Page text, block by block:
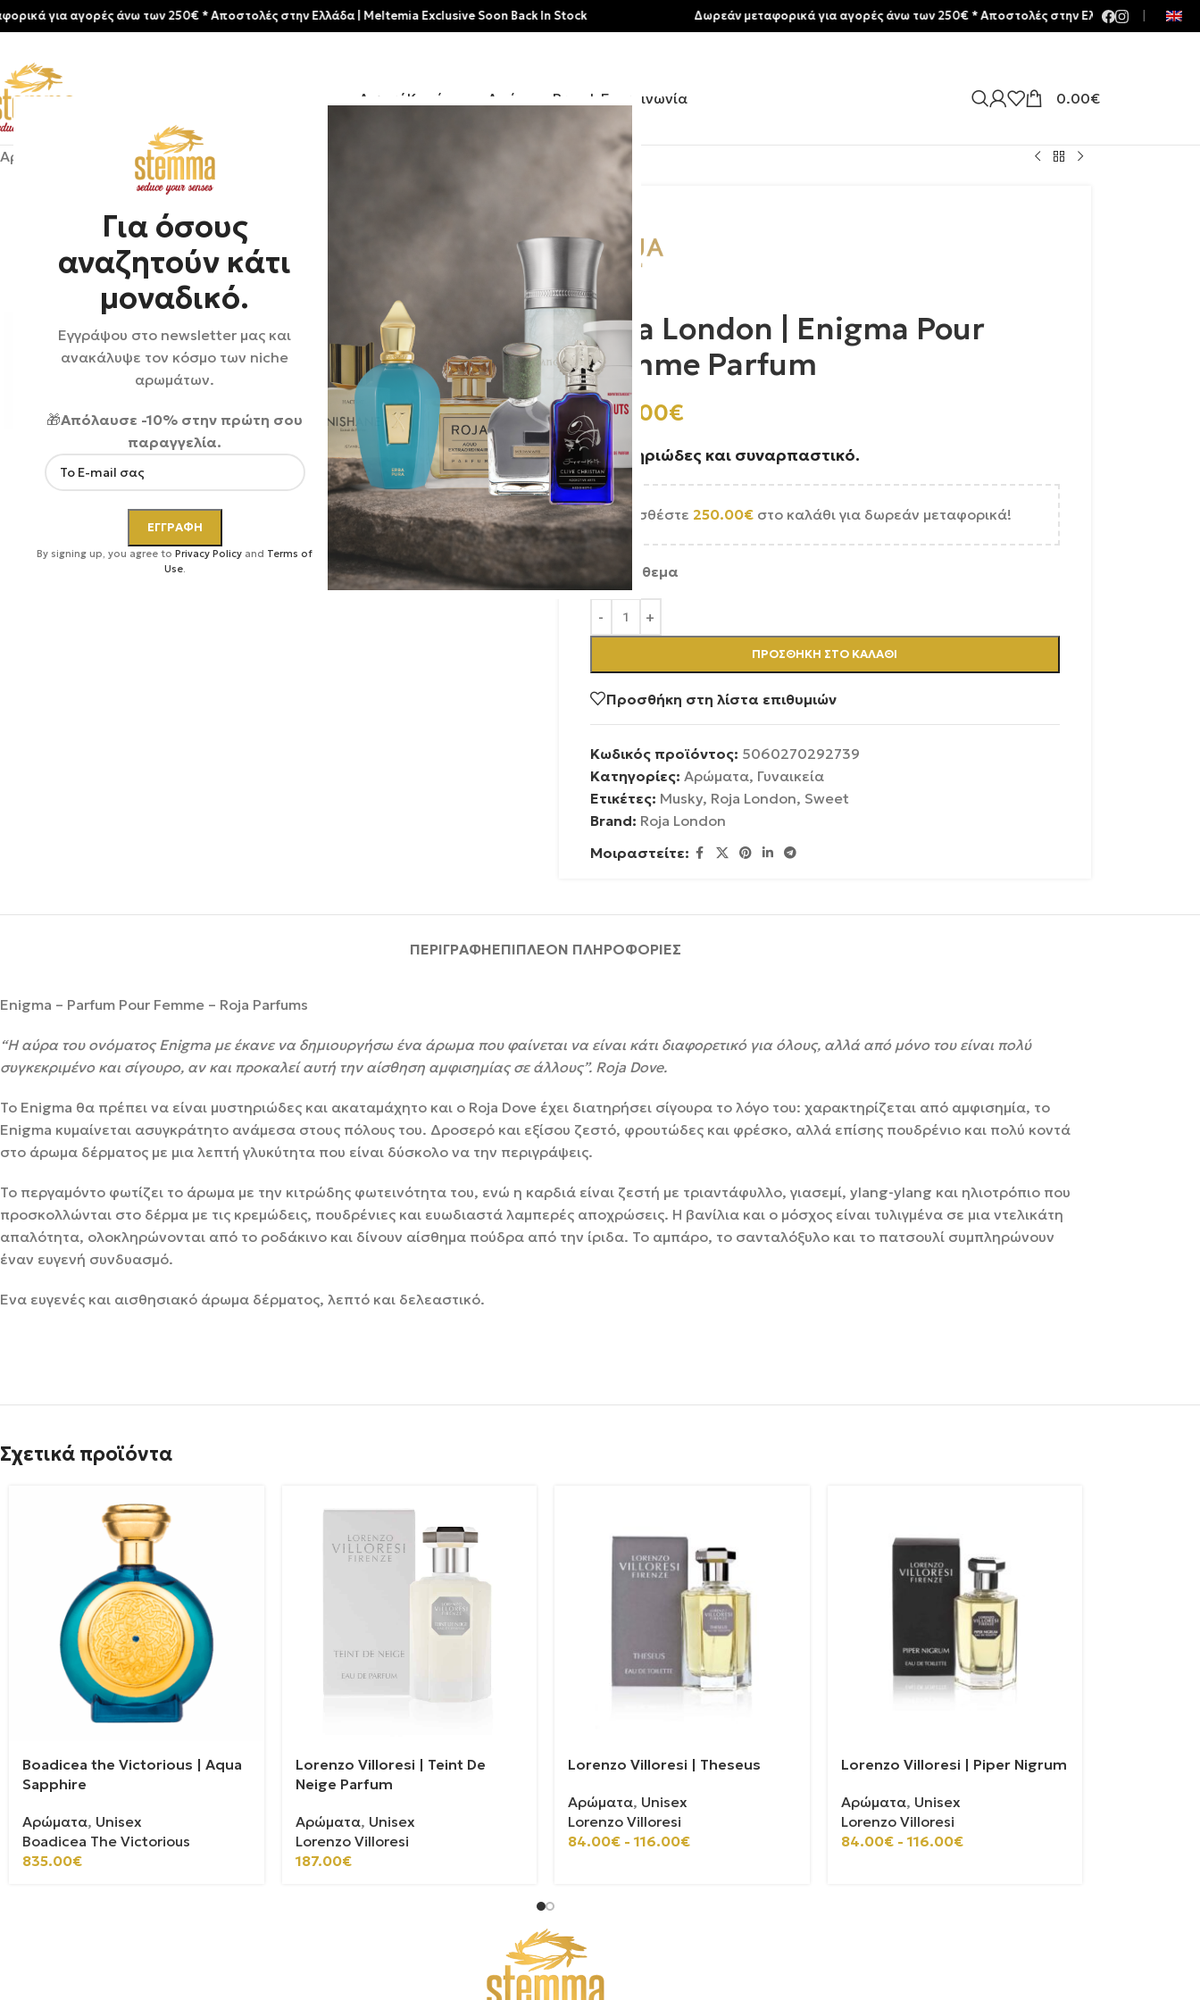
Για όσους
αναζητούν κάτι
μοναδικό.
Εγγράψου στο newsletter μας και
ανακάλυψε τον κόσμο των niche
αρωμάτων.
🎁Απόλαυσε -10% στην πρώτη σου
παραγγελία.
By signing up, you agree toPrivacy Policy and Terms of
Use.
Αρχική Κατάστημα Αρώματα Brands Επικοινωνία 0.00€
Αρχική σελίδα Shop/Αρώματα/
Κάντε κλικ για μεγέθυνση
Roja London | Enigma Pour
Femme Parfum
505.00€
Μυστηριώδες και συναρπαστικό.
Προσθέστε 250.00€στο καλάθι για δωρεάν μεταφορικά!
Σε απόθεμα
ΠΡΟΣΘΉΚΗ ΣΤΟ ΚΑΛΆΘΙ
Προσθήκη στη λίστα επιθυμιών
Κωδικός προϊόντος: 5060270292739
Κατηγορίες: Αρώματα, Γυναικεία
Ετικέτες: Musky, Roja London, Sweet
Brand: Roja London
Μοιραστείτε:
ΠΕΡΙΓΡΑΦΉΕΠΙΠΛΈΟΝ ΠΛΗΡΟΦΟΡΊΕΣ
Enigma – Parfum Pour Femme – Roja Parfums
“Η αύρα του ονόματος Enigma με έκανε να δημιουργήσω ένα άρωμα που φαίνεται να είναι κάτι διαφορετικό για όλους, αλλά από μόνο του είναι πολύ
συγκεκριμένο και σίγουρο, αν και προκαλεί αυτή την αίσθηση αμφισημίας σε άλλους”. Roja Dove.
Το Enigma θα πρέπει να είναι μυστηριώδες και ακαταμάχητο και ο Roja Dove έχει διατηρήσει σίγουρα το λόγο του: χαρακτηρίζεται από αμφισημία, το
Enigma κυμαίνεται ασυγκράτητο ανάμεσα στους πόλους του. Δροσερό και εξίσου ζεστό, φρουτώδες και φρέσκο, αλλά επίσης πουδρένιο και πολύ κοντά
στο άρωμα δέρματος με μια λεπτή γλυκύτητα που είναι δύσκολο να την περιγράψεις.
Το περγαμόντο φωτίζει το άρωμα με την κιτρώδης φωτεινότητα του, ενώ η καρδιά είναι ζεστή με τριαντάφυλλο, γιασεμί, ylang-ylang και ηλιοτρόπιο που
προσκολλώνται στο δέρμα με τις κρεμώδεις, πουδρένιες και ευωδιαστά λαμπερές αποχρώσεις. Η βανίλια και ο μόσχος είναι τυλιγμένα σε μια ντελικάτη
απαλότητα, ολοκληρώνονται από το ροδάκινο και δίνουν αίσθημα πούδρα από την ίριδα. Το αμπάρο, το σανταλόξυλο και το πατσουλί συμπληρώνουν
έναν ευγενή συνδυασμό.
Ένα ευγενές και αισθησιακό άρωμα δέρματος, λεπτό και δελεαστικό.
Σχετικά προϊόντα
Boadicea the Victorious | Aqua
Sapphire
Αρώματα, Unisex
Boadicea The Victorious
835.00€
Lorenzo Villoresi | Teint De
Neige Parfum
Αρώματα, Unisex
Lorenzo Villoresi
187.00€
Lorenzo Villoresi | Theseus
Αρώματα, Unisex
Lorenzo Villoresi
84.00€ - 116.00€
Lorenzo Villoresi | Piper Nigrum
Αρώματα, Unisex
Lorenzo Villoresi
84.00€ - 116.00€
αγορές άνω των 250€ * Aποστολές στην Ελλάδα | Meltemia Exclusive Soon Back In Stock Δωρεάν μεταφορικά για αγορές άνω των 250€ * Aποστολές στην Ελλάδα | Meltemia